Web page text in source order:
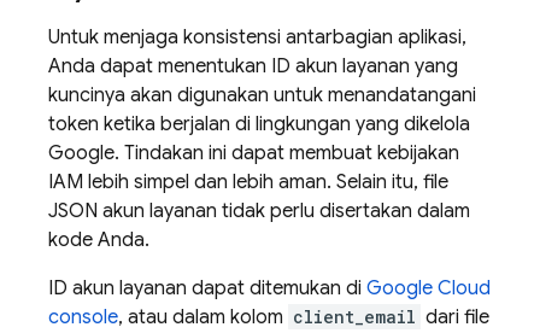
Untuk menjaga konsistensi antarbagian aplikasi,
Anda dapat menentukan ID akun layanan yang
kuncinya akan digunakan untuk menandatangani
token ketika berjalan di lingkungan yang dikelola
Google. Tindakan ini dapat membuat kebijakan
IAM lebih simpel dan lebih aman. Selain itu, file
JSON akun layanan tidak perlu disertakan dalam
kode Anda.
ID akun layanan dapat ditemukan di Google Cloud
console, atau dalam kolom client_email dari file